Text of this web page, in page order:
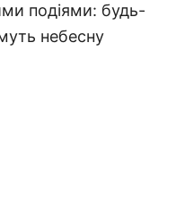
подіями: будь-
небесну